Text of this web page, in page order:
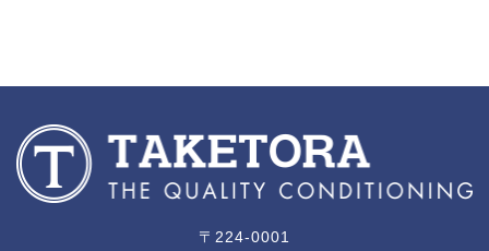
〒224-0001